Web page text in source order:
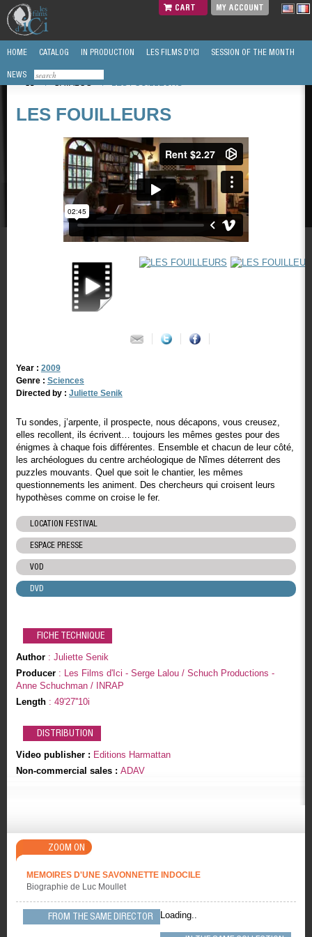
CART MY ACCOUNT
HOME CATALOG IN PRODUCTION LES FILMS D'ICI SESSION OF THE MONTH
NEWS
/
CATALOG / LES FOUILLEURS
LES FOUILLEURS
Year : 2009
Genre : Sciences
Directed by : Juliette Senik
Tu sondes, j’arpente, il prospecte, nous décapons, vous creusez,
elles recollent, ils écrivent… toujours les mêmes gestes pour des
énigmes à chaque fois différentes. Ensemble et chacun de leur côté,
les archéologues du centre archéologique de Nîmes déterrent des
puzzles mouvants. Quel que soit le chantier, les mêmes
questionnements les animent. Des chercheurs qui croisent leurs
hypothèses comme on croise le fer.
LOCATION FESTIVAL
ESPACE PRESSE
VOD
DVD
FICHE TECHNIQUE
Author: Juliette Senik
Producer: Les Films d'Ici - Serge Lalou / Schuch Productions -
Anne Schuchman / INRAP
Length: 49'27''10i
DISTRIBUTION
Video publisher : Editions Harmattan
Non-commercial sales : ADAV
ZOOM ON
MEMOIRES D'UNE SAVONNETTE INDOCILE
Biographie de Luc Moullet
FROM THE SAME DIRECTOR Loading..